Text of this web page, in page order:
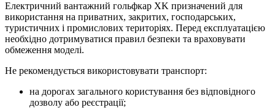
Електричний вантажний гольфкар XK призначений для
використання на приватних, закритих, господарських,
туристичних і промислових територіях. Перед експлуатацією
необхідно дотримуватися правил безпеки та враховувати
обмеження моделі.
Не рекомендується використовувати транспорт:
на дорогах загального користування без відповідного
дозволу або реєстрації;